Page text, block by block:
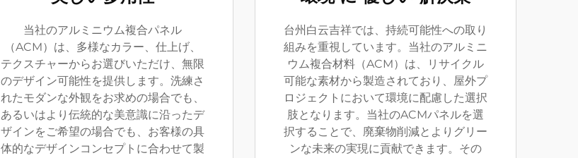
当社のアルミニウム複合パネル
（ACM）は、多様なカラー、仕上げ、
テクスチャーからお選びいただけ、無限
のデザイン可能性を提供します。洗練さ
れたモダンな外観をお求めの場合でも、
あるいはより伝統的な美意識に沿ったデ
ザインをご希望の場合でも、お客様の具
体的なデザインコンセプトに合わせて製
台州白云吉祥では、持続可能性への取り
組みを重視しています。当社のアルミニ
ウム複合材料（ACM）は、リサイクル
可能な素材から製造されており、屋外プ
ロジェクトにおいて環境に配慮した選択
肢となります。当社のACMパネルを選
択することで、廃棄物削減とよりグリー
ンな未来の実現に貢献できます。その